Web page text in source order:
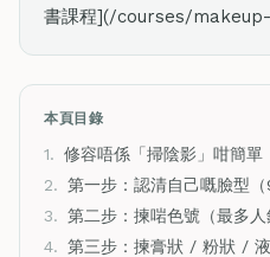
書課程](/courses/
本頁目錄
1. 修容唔係「掃陰影」咁簡單
2. 第一步：認清自己嘅臉型（
3. 第二步：揀啱色號（最多人
4. 第三步：揀膏狀 / 粉狀 /